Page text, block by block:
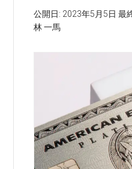
公開日: 2023年5月5日 最
林 一馬